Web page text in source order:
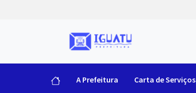
A Prefeitura Carta de Serviços